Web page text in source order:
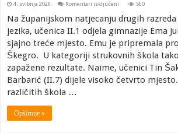
4. svibnja 2026. Komentari isključeni
rezultati
naših
učenika
na
županijskom
natjecanju:
Treće
iz
jezika
560
Na županijskom natjecanju drugih
jezika, učenica II.1 odjela gimnazije Ema
sjajno treće mjesto. Emu je pripremala
Škegro. U kategoriji strukovnih škola
zapažene rezultate. Naime, učenici Tin
Barbarić (II.7) dijele visoko četvrto
različitih škola …
Opširnije »